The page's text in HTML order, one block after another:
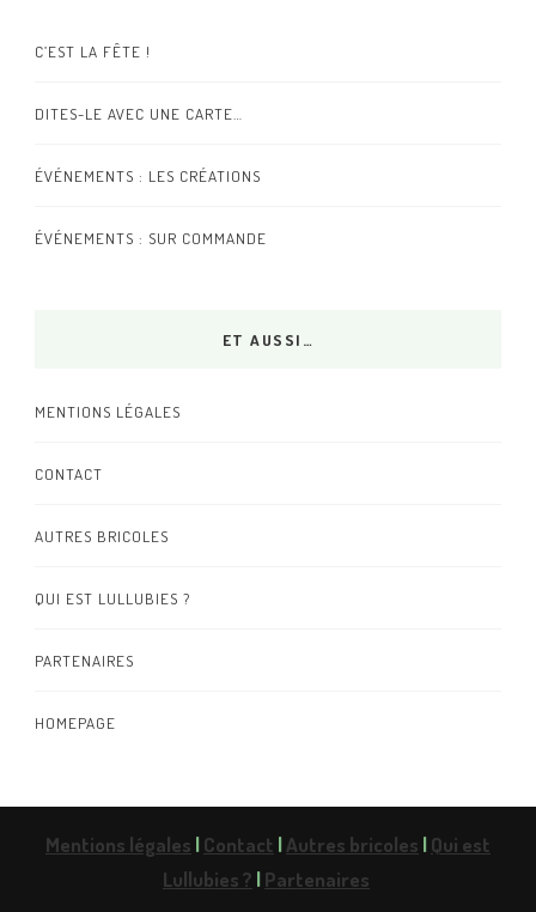
C’EST LA FÊTE !
DITES-LE AVEC UNE CARTE…
ÉVÉNEMENTS : LES CRÉATIONS
ÉVÉNEMENTS : SUR COMMANDE
ET AUSSI…
MENTIONS LÉGALES
CONTACT
AUTRES BRICOLES
QUI EST LULLUBIES ?
PARTENAIRES
HOMEPAGE
Mentions légales |Contact |Autres bricoles |Qui est
Lullubies ? |Partenaires